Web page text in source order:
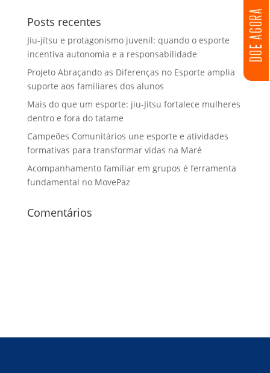
DOE AGORA
Posts recentes
Jiu-jítsu e protagonismo juvenil: quando o esporte
incentiva autonomia e a responsabilidade
Projeto Abraçando as Diferenças no Esporte amplia
suporte aos familiares dos alunos
Mais do que um esporte: jiu-Jitsu fortalece mulheres
dentro e fora do tatame
Campeões Comunitários une esporte e atividades
formativas para transformar vidas na Maré
Acompanhamento familiar em grupos é ferramenta
fundamental no MovePaz
Comentários